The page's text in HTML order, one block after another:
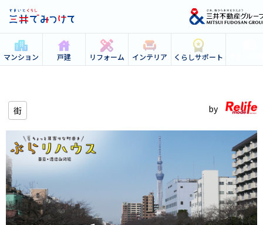
マンション 戸建 リフォーム インテリア くらしサポート
街